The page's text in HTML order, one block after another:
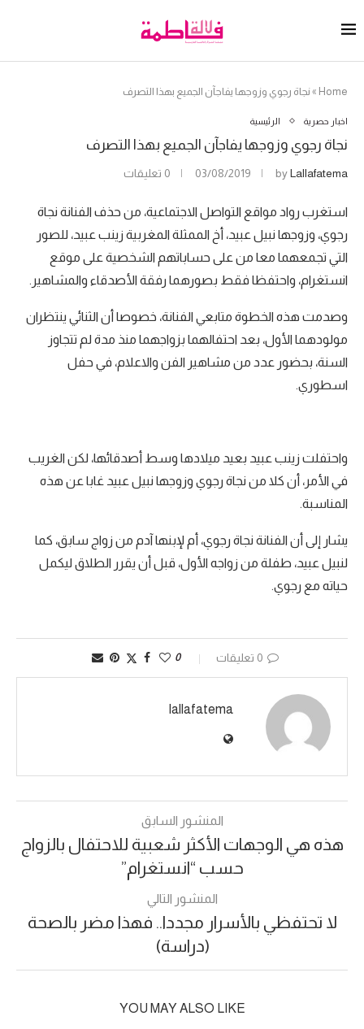
Home
»نجاة رجوي وزوجها يفاجآن الجميع بهذا التصرف
اخبار حصرية الرئيسية
نجاة رجوي وزوجها يفاجآن الجميع بهذا التصرف
byLallafatema
03/08/2019 0 تعليقات
استغرب رواد مواقع التواصل الاجتماعية، من حذف الفنانة نجاة
رجوي، وزوجها نبيل عبيد، أخ الممثلة المغربية زينب عبيد، للصور
التي تجمعهما معا من على حساباتهم الشخصية على موقع
انستغرام، واحتفظا فقط بصورهما رفقة الأصدقاء والمشاهير.
وصدمت هذه الخطوة متابعي الفنانة، خصوصا أن الثنائي ينتظران
مولودهما الأول، بعد احتفالهما بزواجهما منذ مدة لم تتجاوز
السنة، بحضور عدد من مشاهير الفن والاعلام، في حفل
اسطوري.
واحتفلت زينب عبيد بعيد ميلادها وسط أصدقائها، لكن الغريب
في الأمر، أن كلا من نجاة رجوي وزوجها نبيل عبيد غابا عن هذه
المناسبة.
يشار إلى أن الفنانة نجاة رجوي، أم لإبنها آدم من زواج سابق، كما
لنبيل عبيد، طفلة من زواجه الأول، قبل أن يقرر الطلاق ليكمل
حياته مع رجوي.
0 تعليقات 0
lallafatema
المنشور السابق
هذه هي الوجهات الأكثر شعبية للاحتفال بالزواج
حسب “انستغرام”
المنشور التالي
لا تحتفظي بالأسرار مجددا.. فهذا مضر بالصحة
(دراسة)
YOU MAY ALSO LIKE